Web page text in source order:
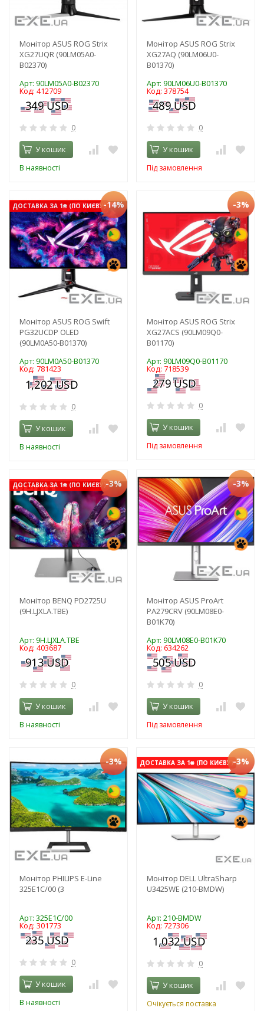
Монітор ASUS ROG Strix
XG27UQR (90LM05A0-
B02370)
Арт: 90LM05A0-B02370
Код: 412709
0
У кошик
В наявності
Монітор ASUS ROG Strix
XG27AQ (90LM06U0-
B01370)
Арт: 90LM06U0-B01370
Код: 378754
0
У кошик
Під замовлення
ДОСТАВКА ЗА 1₴ (ПО КИЄВУ)-14%
Монітор ASUS ROG Swift
PG32UCDP OLED
(90LM0A50-B01370)
Арт: 90LM0A50-B01370
Код: 781423
0
У кошик
В наявності
-3%
Монітор ASUS ROG Strix
XG27ACS (90LM09Q0-
B01170)
Арт: 90LM09Q0-B01170
Код: 718539
0
У кошик
Під замовлення
ДОСТАВКА ЗА 1₴ (ПО КИЄВУ)-3%
Монітор BENQ PD2725U
(9H.LJXLA.TBE)
Арт: 9H.LJXLA.TBE
Код: 403687
0
У кошик
В наявності
-3%
Монітор ASUS ProArt
PA279CRV (90LM08E0-
B01K70)
Арт: 90LM08E0-B01K70
Код: 634262
0
У кошик
Під замовлення
-3%
Монітор PHILIPS E-Line
325E1C/00 (3
Арт: 325E1C/00
Код: 301773
0
У кошик
В наявності
ДОСТАВКА ЗА 1₴ (ПО КИЄВУ)-3%
Монітор DELL UltraSharp
U3425WE (210-BMDW)
Арт: 210-BMDW
Код: 727306
0
У кошик
Очікується поставка